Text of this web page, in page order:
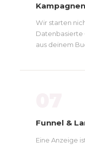
Wir starten
Datenbasierte
aus deinem
Funnel &
Eine Anzeige